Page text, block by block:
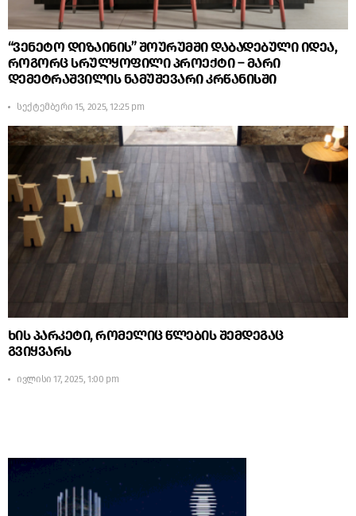
“ვენეტო დიზაინის” შოურუმში დაბადებული იდეა,
როგორც სრულყოფილი პროექტი – მარი
დემეტრაშვილის ნამუშევარი კრწანისში
სექტემბერი 15, 2025, 12:25 pm
ხის პარკეტი, რომელიც წლების შემდეგაც
გვიყვარს
ივლისი 17, 2025, 1:00 pm